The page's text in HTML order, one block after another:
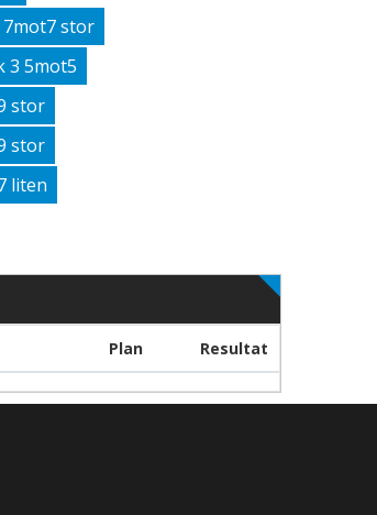
7mot7 stor
3 5mot5
stor
stor
liten
Plan Resultat